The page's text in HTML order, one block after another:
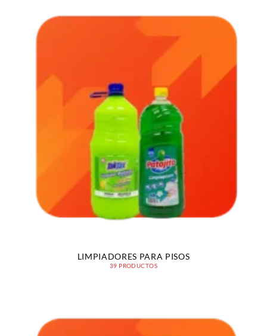
LIMPIADORES PARA PISOS
39 PRODUCTOS